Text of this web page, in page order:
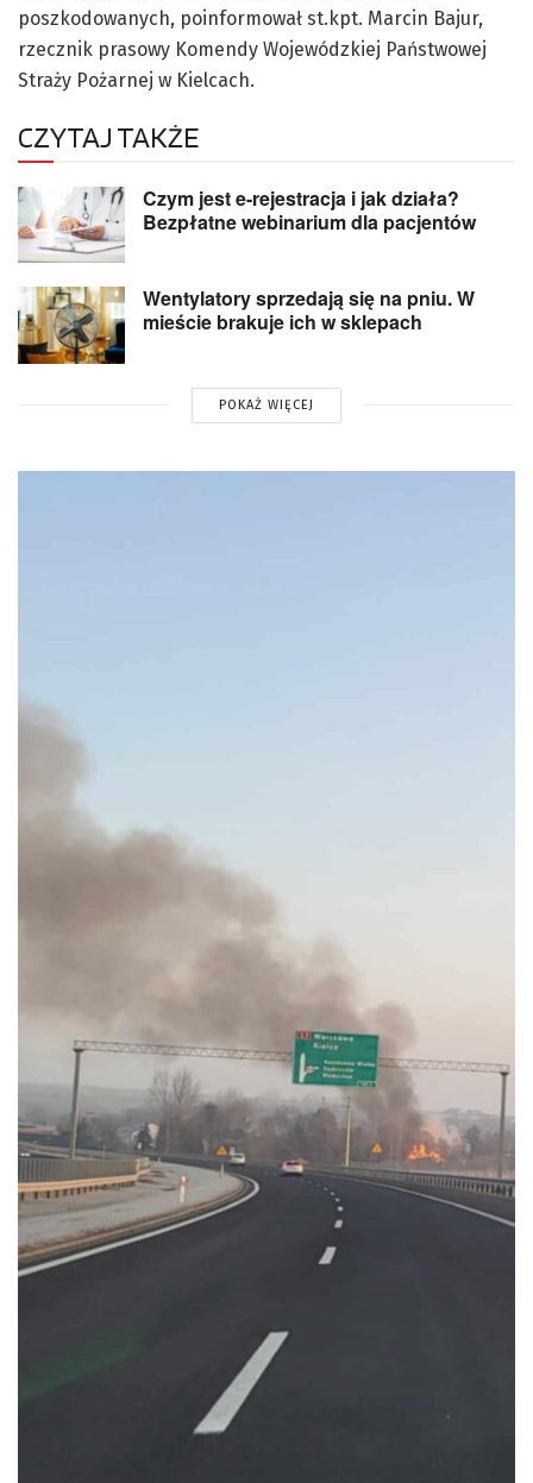
poszkodowanych, poinformował st.kpt. Marcin Bajur,
rzecznik prasowy Komendy Wojewódzkiej Państwowej
Straży Pożarnej w Kielcach.
CZYTAJ TAKŻE
Czym jest e-rejestracja i jak działa?
Bezpłatne webinarium dla pacjentów
Wentylatory sprzedają się na pniu. W
mieście brakuje ich w sklepach
POKAŻ WIĘCEJ